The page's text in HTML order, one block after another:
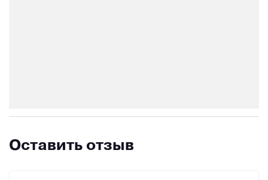
Оставить отзыв